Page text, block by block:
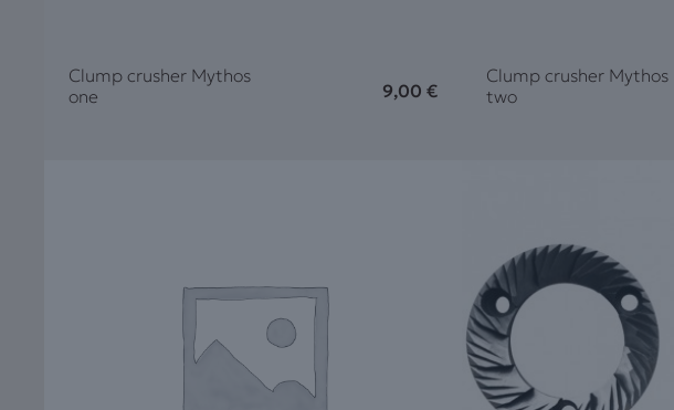
Clump crusher Mythos
one
9,00 €
Clump crusher Mythos
two